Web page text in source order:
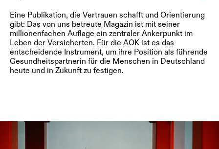
Eine Publikation, die Vertrauen schafft und Orientierung
gibt: Das von uns betreute Magazin ist mit seiner
millionenfachen Auflage ein zentraler Ankerpunkt im
Leben der Versicherten. Für die AOK ist es das
entscheidende Instrument, um ihre Position als führende
Gesundheitspartnerin für die Menschen in Deutschland
heute und in Zukunft zu festigen.